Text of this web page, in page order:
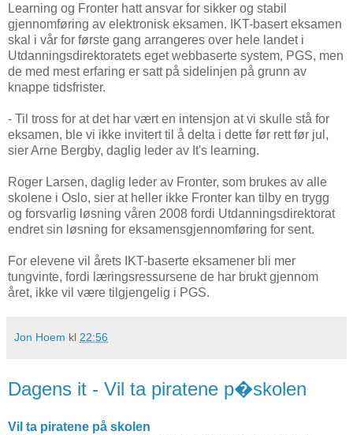
Learning og Fronter hatt ansvar for sikker og stabil
gjennomføring av elektronisk eksamen. IKT-basert eksamen
skal i vår for første gang arrangeres over hele landet i
Utdanningsdirektoratets eget webbaserte system, PGS, men
de med mest erfaring er satt på sidelinjen på grunn av
knappe tidsfrister.
- Til tross for at det har vært en intensjon at vi skulle stå for
eksamen, ble vi ikke invitert til å delta i dette før rett før jul,
sier Arne Bergby, daglig leder av It's learning.
Roger Larsen, daglig leder av Fronter, som brukes av alle
skolene i Oslo, sier at heller ikke Fronter kan tilby en trygg
og forsvarlig løsning våren 2008 fordi Utdanningsdirektorat
endret sin løsning for eksamensgjennomføring for sent.
For elevene vil årets IKT-baserte eksamener bli mer
tungvinte, fordi læringsressursene de har brukt gjennom
året, ikke vil være tilgjengelig i PGS.
Jon Hoem kl 22:56
Dagens it - Vil ta piratene p�skolen
Vil ta piratene på skolen